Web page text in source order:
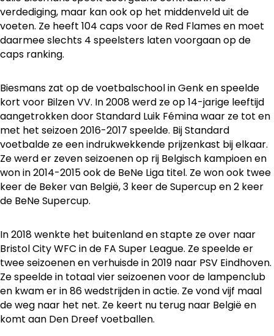
verdediging, maar kan ook op het middenveld uit de
voeten. Ze heeft 104 caps voor de Red Flames en moet
daarmee slechts 4 speelsters laten voorgaan op de
caps ranking.
Biesmans zat op de voetbalschool in Genk en speelde
kort voor Bilzen VV. In 2008 werd ze op 14-jarige leeftijd
aangetrokken door Standard Luik Fémina waar ze tot en
met het seizoen 2016-2017 speelde. Bij Standard
voetbalde ze een indrukwekkende prijzenkast bij elkaar.
Ze werd er zeven seizoenen op rij Belgisch kampioen en
won in 2014-2015 ook de BeNe Liga titel. Ze won ook twee
keer de Beker van België, 3 keer de Supercup en 2 keer
de BeNe Supercup.
In 2018 wenkte het buitenland en stapte ze over naar
Bristol City WFC in de FA Super League. Ze speelde er
twee seizoenen en verhuisde in 2019 naar PSV Eindhoven.
Ze speelde in totaal vier seizoenen voor de lampenclub
en kwam er in 86 wedstrijden in actie. Ze vond vijf maal
de weg naar het net. Ze keert nu terug naar België en
komt aan Den Dreef voetballen.